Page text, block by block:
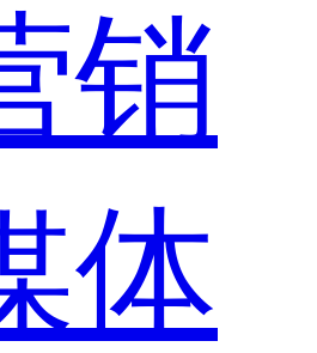
销
体